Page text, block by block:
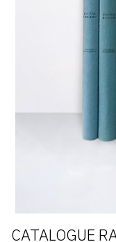
CATALOGUE